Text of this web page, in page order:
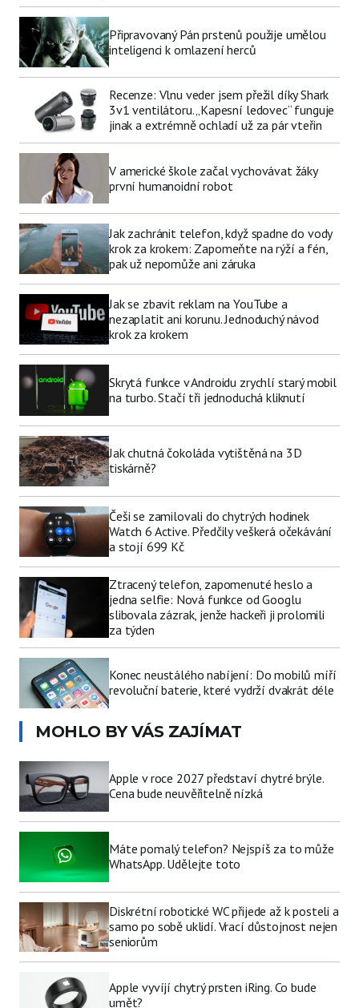
Připravovaný Pán prstenů použije umělou
inteligenci k omlazení herců
Recenze: Vlnu veder jsem přežil díky Shark
3v1 ventilátoru. „Kapesní ledovec“ funguje
jinak a extrémně ochladí už za pár vteřin
V americké škole začal vychovávat žáky
první humanoidní robot
Jak zachránit telefon, když spadne do vody
krok za krokem: Zapomeňte na rýží a fén,
pak už nepomůže ani záruka
Jak se zbavit reklam na YouTube a
nezaplatit ani korunu. Jednoduchý návod
krok za krokem
Skrytá funkce v Androidu zrychlí starý mobil
na turbo. Stačí tři jednoduchá kliknutí
Jak chutná čokoláda vytištěná na 3D
tiskárně?
Češi se zamilovali do chytrých hodinek
Watch 6 Active. Předčily veškerá očekávání
a stojí 699 Kč
Ztracený telefon, zapomenuté heslo a
jedna selfie: Nová funkce od Googlu
slibovala zázrak, jenže hackeři ji prolomili
za týden
Konec neustálého nabíjení: Do mobilů míří
revoluční baterie, které vydrží dvakrát déle
MOHLO BY VÁS ZAJÍMAT
Apple v roce 2027 představí chytré brýle.
Cena bude neuvěřitelně nízká
Máte pomalý telefon? Nejspíš za to může
WhatsApp. Udělejte toto
Diskrétní robotické WC přijede až k posteli a
samo po sobě uklidí. Vrací důstojnost nejen
seniorům
Apple vyvíjí chytrý prsten iRing. Co bude
umět?